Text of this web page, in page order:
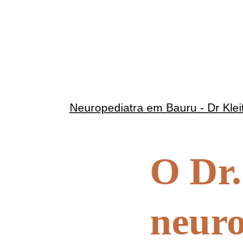
Neuropediatra em Bauru - Dr
O